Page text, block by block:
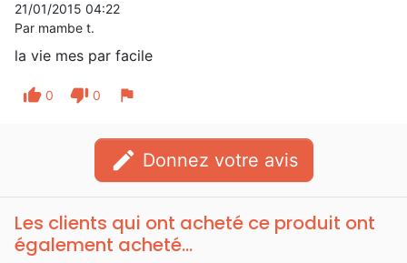
21/01/2015 04:22
Par mambe t.
la vie mes par facile
thumb_up 0 thumb_down 0 flag
edit Donnez votre avis
Les clients qui ont acheté ce produit ont
également acheté...